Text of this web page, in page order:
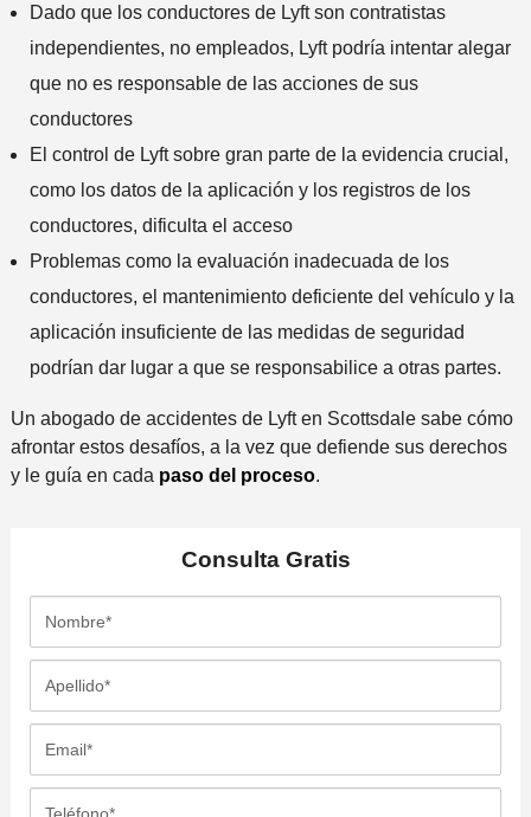
Dado que los conductores de Lyft son contratistas
independientes, no empleados, Lyft podría intentar alegar
que no es responsable de las acciones de sus
conductores
El control de Lyft sobre gran parte de la evidencia crucial,
como los datos de la aplicación y los registros de los
conductores, dificulta el acceso
Problemas como la evaluación inadecuada de los
conductores, el mantenimiento deficiente del vehículo y la
aplicación insuficiente de las medidas de seguridad
podrían dar lugar a que se responsabilice a otras partes.
Un abogado de accidentes de Lyft en Scottsdale sabe cómo
afrontar estos desafíos, a la vez que defiende sus derechos
y le guía en cada paso del proceso.
Consulta Gratis
m
r
*
e
la